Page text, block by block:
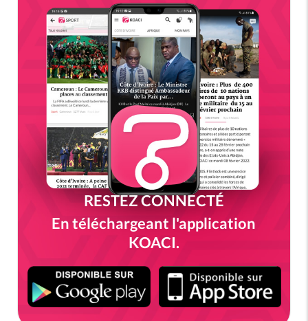
RESTEZ CONNECTÉ
En téléchargeant l'application
KOACI.